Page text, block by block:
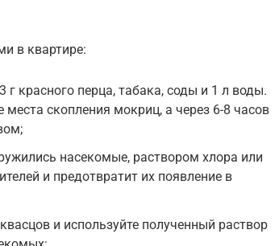
в квартире:
г красного перца, табака, соды и 1 л воды.
скопления мокриц, а через 6-8 часов
насекомые, раствором хлора или
и предотвратит их появление в
и используйте полученный раствор